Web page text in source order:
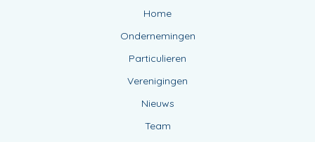
Home
Ondernemingen
Particulieren
Verenigingen
Nieuws
Team